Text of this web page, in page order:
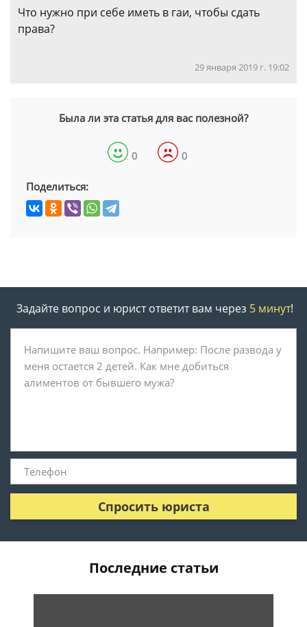
Что нужно при себе иметь в гаи, чтобы сдать
права?
29 января 2019 г. 19:02
Была ли эта статья для вас полезной?
0 0
Поделиться:
Задайте вопрос и юрист ответит вам через 5 минут!
Спросить юриста
Последние статьи